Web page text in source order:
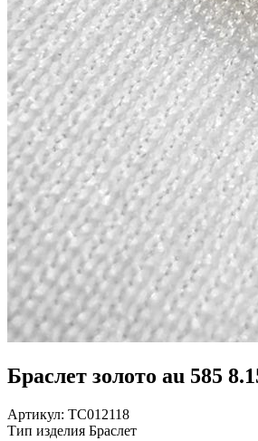
Браслет золото au 585
Артикул: ТС012118
Тип изделия Браслет